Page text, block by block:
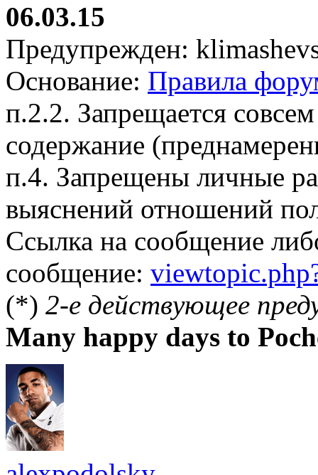
06.03.15
Предупрежден:
Основание: Правила
п.2.2. Запрещается
содержание
п.4. Запрещены личные
выяснений отношений
Ссылка на сообщение
сообщение:
(*) 2-е действующее
Many happy days to